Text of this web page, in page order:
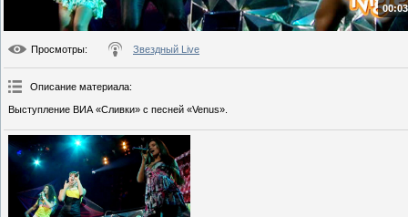
Просмотры: Звездный Live
Описание материала:
Выступление ВИА «Сливки» с песней «Venus».